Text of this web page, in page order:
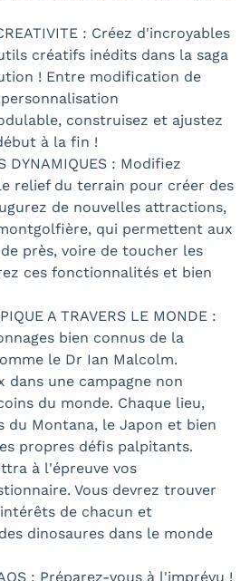
: Créez d'incroyables
créatifs inédits dans la saga
! Entre modification de
construisez et ajustez
à la fin !
DYNAMIQUES : Modifiez
relief du terrain pour créer des
de nouvelles attractions,
qui permettent aux
près, voire de toucher les
ces fonctionnalités et bien
A TRAVERS LE MONDE :
bien connus de la
le Dr Ian Malcolm.
dans une campagne non
du monde. Chaque lieu,
du Montana, le Japon et bien
propres défis palpitants.
à l'épreuve vos
Vous devrez trouver
de chacun et
dinosaures dans le monde
: Préparez-vous à l'imprévu !